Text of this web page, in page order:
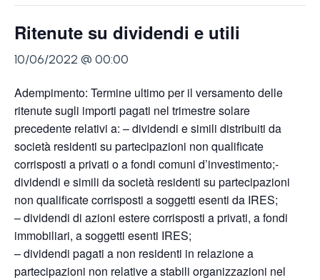
Ritenute su dividendi e utili
10/06/2022 @ 00:00
Adempimento: Termine ultimo per il versamento delle
ritenute sugli importi pagati nel trimestre solare
precedente relativi a: – dividendi e simili distribuiti da
società residenti su partecipazioni non qualificate
corrisposti a privati o a fondi comuni d’investimento;-
dividendi e simili da società residenti su partecipazioni
non qualificate corrisposti a soggetti esenti da IRES;
– dividendi di azioni estere corrisposti a privati, a fondi
immobiliari, a soggetti esenti IRES;
– dividendi pagati a non residenti in relazione a
partecipazioni non relative a stabili organizzazioni nel